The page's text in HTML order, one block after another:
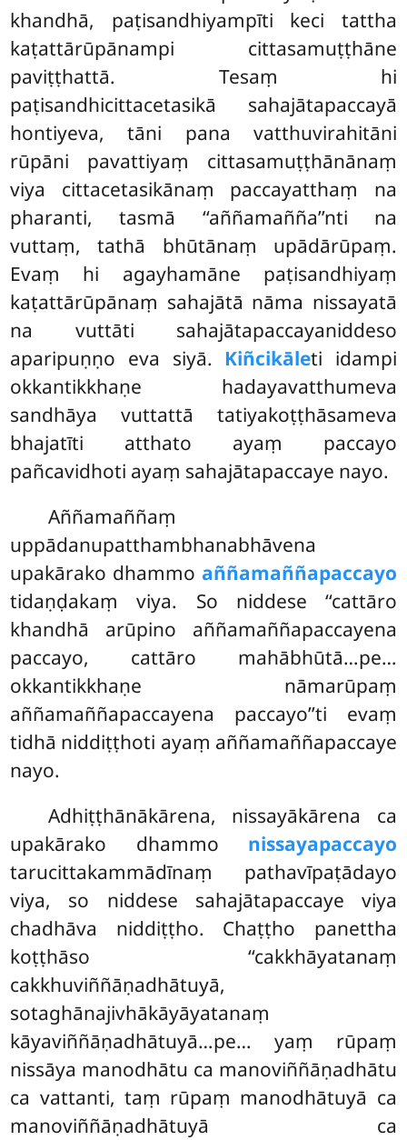
khandhā, paṭisandhiyampīti keci tattha
kaṭattārūpānampi cittasamuṭṭhāne
paviṭṭhattā. Tesaṃ hi
paṭisandhicittacetasikā sahajātapaccayā
hontiyeva, tāni pana vatthuvirahitāni
rūpāni pavattiyaṃ cittasamuṭṭhānānaṃ
viya cittacetasikānaṃ paccayatthaṃ na
pharanti, tasmā ‘‘aññamañña’’nti na
vuttaṃ, tathā bhūtānaṃ upādārūpaṃ.
Evaṃ hi agayhamāne paṭisandhiyaṃ
kaṭattārūpānaṃ sahajātā nāma nissayatā
na vuttāti sahajātapaccayaniddeso
aparipuṇṇo eva siyā. Kiñcikāleti idampi
okkantikkhaṇe hadayavatthumeva
sandhāya vuttattā tatiyakoṭṭhāsameva
bhajatīti atthato ayaṃ paccayo
pañcavidhoti ayaṃ sahajātapaccaye nayo.
Aññamaññaṃ
uppādanupatthambhanabhāvena
upakārako dhammo aññamaññapaccayo
tidaṇḍakaṃ viya. So niddese ‘‘cattāro
khandhā arūpino aññamaññapaccayena
paccayo, cattāro mahābhūtā…pe…
okkantikkhaṇe nāmarūpaṃ
aññamaññapaccayena paccayo’’ti evaṃ
tidhā niddiṭṭhoti ayaṃ aññamaññapaccaye
nayo.
Adhiṭṭhānākārena, nissayākārena ca
upakārako dhammo nissayapaccayo
tarucittakammādīnaṃ pathavīpaṭādayo
viya, so niddese sahajātapaccaye viya
chadhāva niddiṭṭho. Chaṭṭho panettha
koṭṭhāso ‘‘cakkhāyatanaṃ
cakkhuviññāṇadhātuyā,
sotaghānajivhākāyāyatanaṃ
kāyaviññāṇadhātuyā…pe… yaṃ rūpaṃ
nissāya manodhātu ca manoviññāṇadhātu
ca vattanti, taṃ rūpaṃ manodhātuyā ca
manoviññāṇadhātuyā ca